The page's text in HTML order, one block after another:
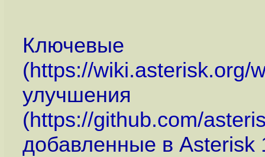
Ключевые
(https://wiki.asterisk.org/
улучшения
(https://github.com/
добавленные в Asterisk